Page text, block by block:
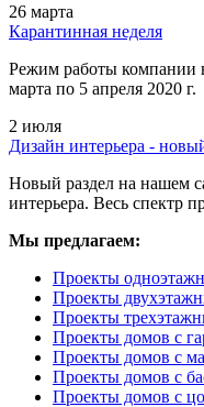
26 марта
Карантинная неделя
Режим работы компании
марта по 5 апреля 2020 г.
2 июля
Дизайн интерьера -
Новый раздел на нашем
интерьера. Весь спектр
Мы предлагаем:
Проекты
Проекты
Проекты
Проекты домов с
Проекты домов с
Проекты домов с
Проекты домов с